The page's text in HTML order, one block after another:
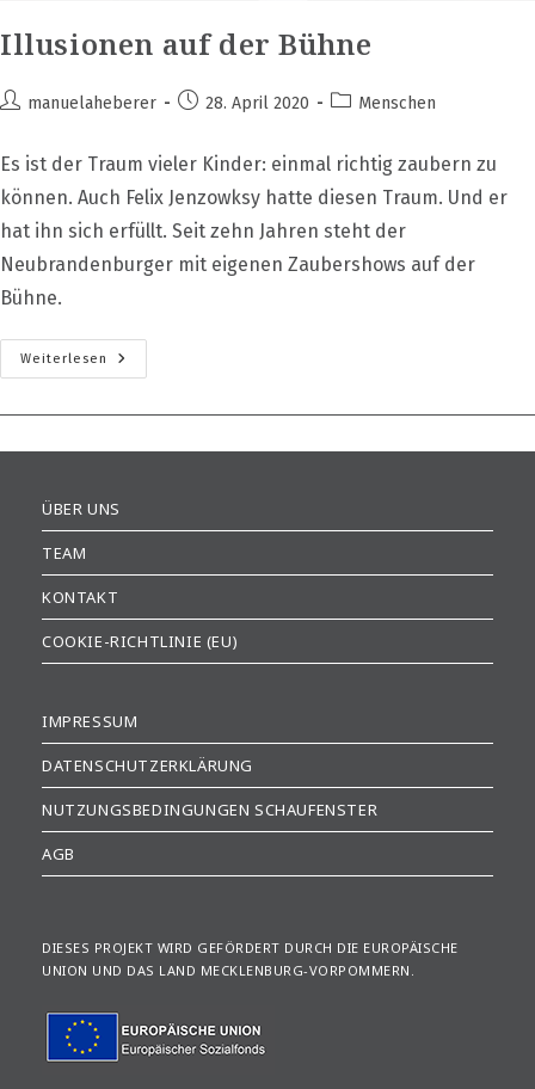
Illusionen auf der Bühne
Beitrags-
manuelaheberer
Beitrag28. April 2020
Beitrags-
Menschen
Es ist der Traum vieler Kinder: einmal richtig zaubern zu
können. Auch Felix Jenzowksy hatte diesen Traum. Und er
hat ihn sich erfüllt. Seit zehn Jahren steht der
Neubrandenburger mit eigenen Zaubershows auf der
Bühne.
Weiterlesen
Illusionen
Auf
ÜBER UNS
TEAM
KONTAKT
COOKIE-RICHTLINIE (EU)
IMPRESSUM
DATENSCHUTZERKLÄRUNG
NUTZUNGSBEDINGUNGEN SCHAUFENSTER
AGB
DIESES PROJEKT WIRD GEFÖRDERT DURCH DIE EUROPÄISCHE
UNION UND DAS LAND MECKLENBURG-VORPOMMERN.